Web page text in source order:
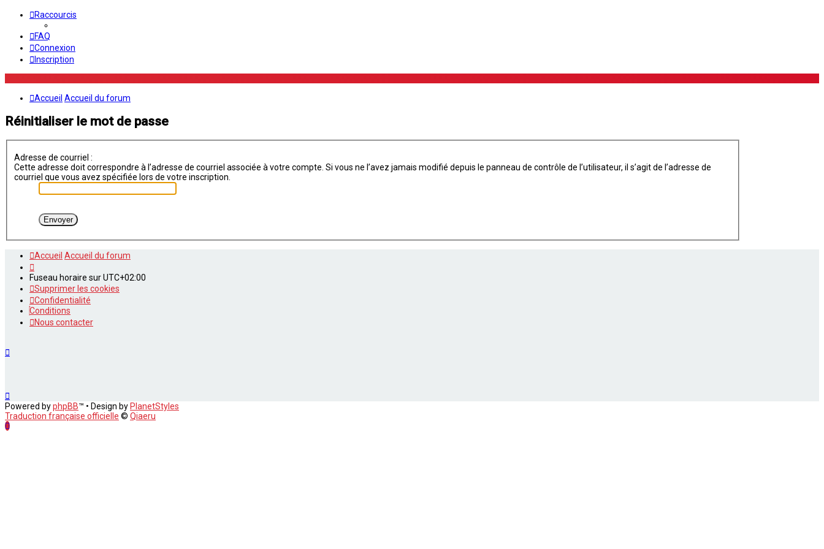
Raccourcis
FAQ
Connexion
Inscription
Accueil Accueil du forum
Réinitialiser le mot de passe
Adresse de courriel :
Cette adresse doit correspondre à l’adresse de courriel associée à votre compte. Si vous ne l’avez jamais modifié depuis le panneau de contrôle de l’utilisateur, il s’agit de l’adresse de
courriel que vous avez spécifiée lors de votre inscription.
Accueil Accueil du forum
Fuseau horaire surUTC+02:00
Supprimer les cookies
Confidentialité
Conditions
Nous contacter
Powered byphpBB™ • Design by PlanetStyles
Traduction française officielle © Qiaeru